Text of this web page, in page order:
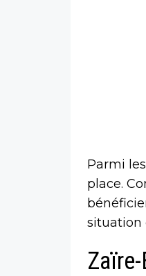
Parmi
place.
situation